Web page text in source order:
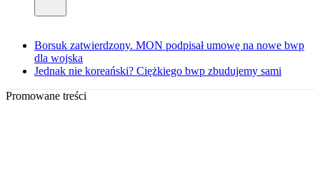
Borsuk zatwierdzony. MON podpisał umowę na nowe bwp
dla wojska
Jednak nie koreański? Ciężkiego bwp zbudujemy sami
Promowane treści